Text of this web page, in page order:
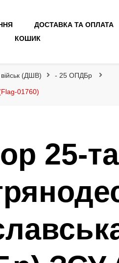
ДОСТАВКА ТА ОПЛАТА
КОШИК
(ДШВ) - 25 ОПДБр
01760)
25-